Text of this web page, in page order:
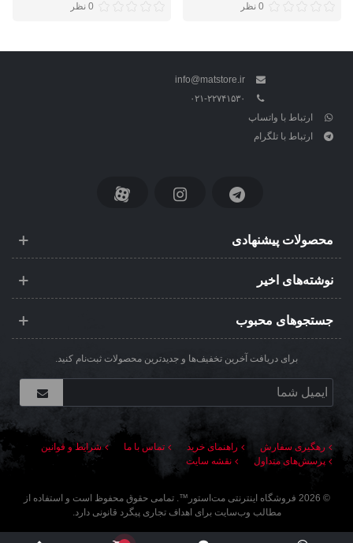
0 نظر 0 نظر
info@matstore.ir
۰۲۱-۲۲۷۴۱۵۳۰
ارتباط با واتساپ
ارتباط با تلگرام
محصولات پیشنهادی
نوشته‌های اخیر
جستجوهای محبوب
برای دریافت آخرین تخفیف‌ها و جدیدترین محصولات ثبت‌نام کنید.
رهگیری سفارش راهنمای خرید تماس با ما
شرایط و قوانین
پرسش‌های متداول
نقشه سایت
©
2026 فروشگاه اینترنتی مت‌استور ™. تمامی حقوق محفوظ است و استفاده از
مطالب وب‌سایت برای اهداف تجاری پیگرد قانونی دارد.